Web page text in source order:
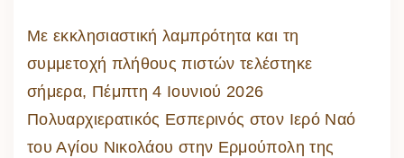
Με εκκλησιαστική λαμπρότητα και τη
συμμετοχή πλήθους πιστών τελέστηκε
σήμερα, Πέμπτη 4 Ιουνιού 2026
Πολυαρχιερατικός Εσπερινός στον Ιερό Ναό
του Αγίου Νικολάου στην Ερμούπολη της